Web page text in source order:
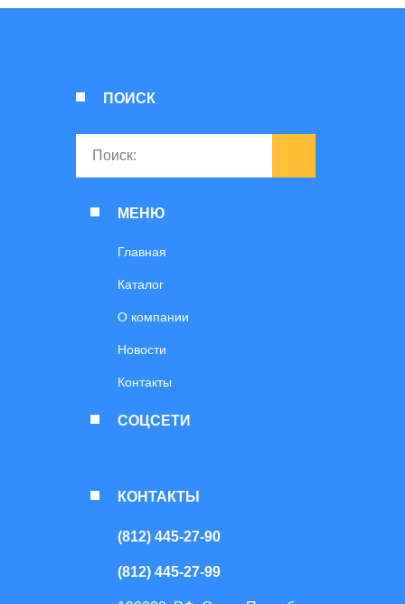
ПОИСК
МЕНЮ
Главная
Каталог
О компании
Новости
Контакты
СОЦСЕТИ
КОНТАКТЫ
(812) 445-27-90
(812) 445-27-99